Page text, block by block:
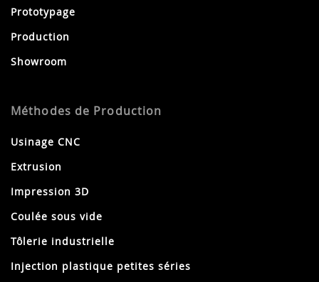
Prototypage
Production
Showroom
Méthodes de Production
Usinage CNC
Extrusion
Impression 3D
Coulée sous vide
Tôlerie industrielle
Injection plastique petites séries